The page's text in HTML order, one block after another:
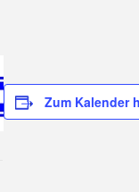
Zum Kalender